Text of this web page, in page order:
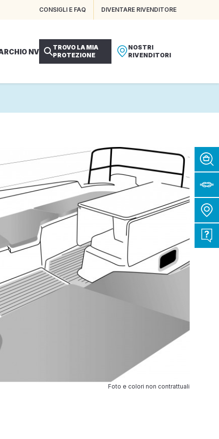
CONSIGLI E FAQ DIVENTARE RIVENDITORE
NV
TROVO LA MIA
PROTEZIONE
NOSTRI
RIVENDITORI
Foto e colori non contrattuali